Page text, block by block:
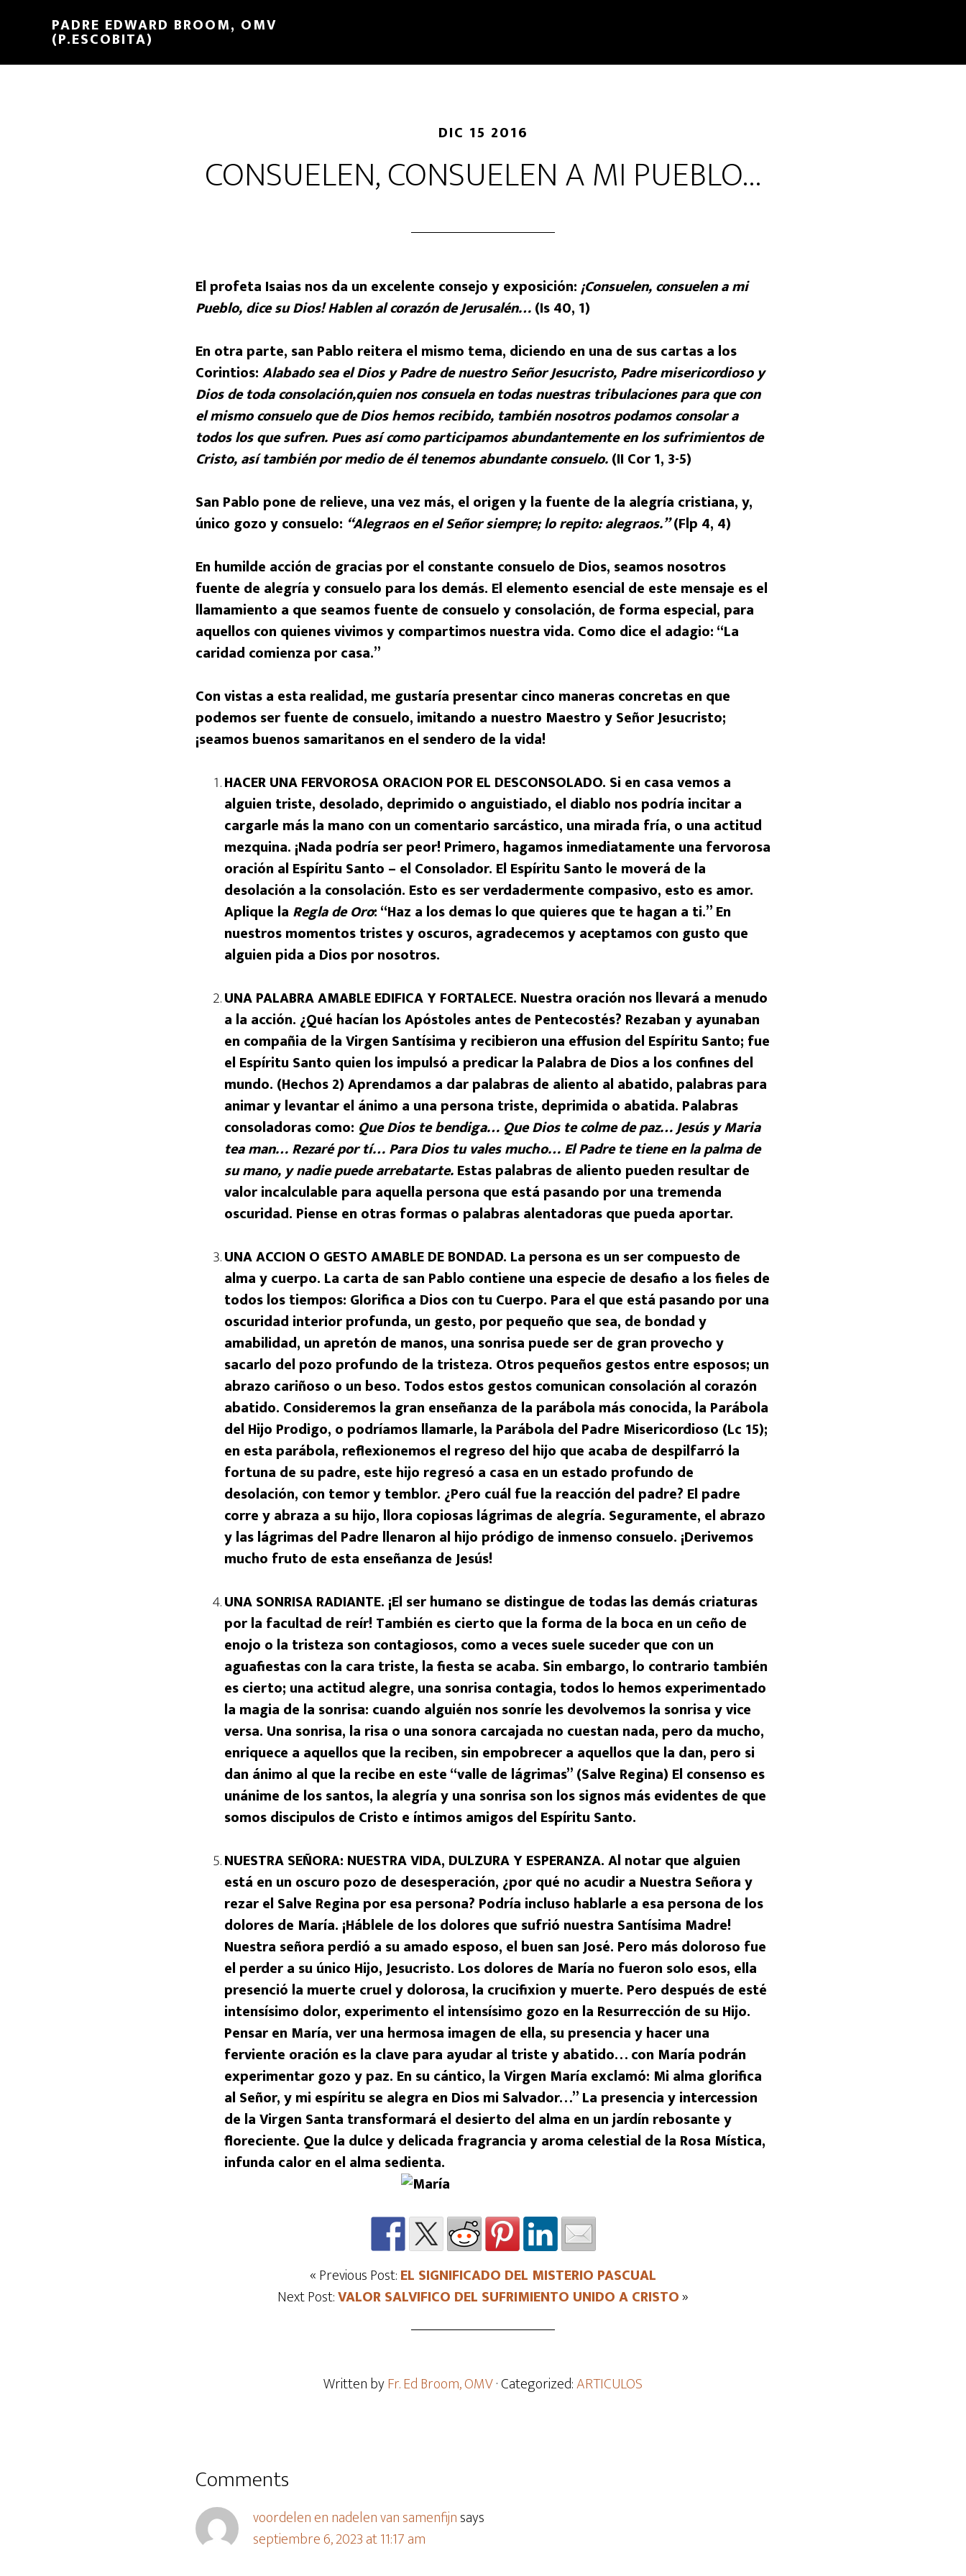
PADRE EDWARD BROOM, OMV
(P.ESCOBITA)
DIC 15 2016
CONSUELEN, CONSUELEN A MI PUEBLO…
El profeta Isaias nos da un excelente consejo y exposición:¡Consuelen, consuelen a mi
Pueblo, dice su Dios! Hablen al corazón de Jerusalén…(Is 40, 1)
En otra parte, san Pablo reitera el mismo tema, diciendo en una de sus cartas a los
Corintios:Alabado sea el Dios y Padre de nuestro Señor Jesucristo, Padre misericordioso y
Dios de toda consolación,quien nos consuela en todas nuestras tribulaciones para que con
el mismo consuelo que de Dios hemos recibido, también nosotros podamos consolar a
todos los que sufren. Pues así como participamos abundantemente en los sufrimientos de
Cristo, así también por medio de él tenemos abundante consuelo.(II Cor 1, 3-5)
San Pablo pone de relieve, una vez más, el origen y la fuente de la alegría cristiana, y,
único gozo y consuelo: “Alegraos en el Señor siempre; lo repito: alegraos.”(Flp 4, 4)
En humilde acción de gracias por el constante consuelo de Dios, seamos nosotros
fuente de alegría y consuelo para los demás. El elemento esencial de este mensaje es el
llamamiento a que seamos fuente de consuelo y consolación, de forma especial, para
aquellos con quienes vivimos y compartimos nuestra vida. Como dice el adagio: “La
caridad comienza por casa.”
Con vistas a esta realidad, me gustaría presentar cinco maneras concretas en que
podemos ser fuente de consuelo, imitando a nuestro Maestro y Señor Jesucristo;
¡seamos buenos samaritanos en el sendero de la vida!
HACER UNA FERVOROSA ORACION POR EL DESCONSOLADO. Si en casa vemos a
alguien triste, desolado, deprimido o anguistiado, el diablo nos podría incitar a
cargarle más la mano con un comentario sarcástico, una mirada fría, o una actitud
mezquina. ¡Nada podría ser peor! Primero, hagamos inmediatamente una fervorosa
oración al Espíritu Santo – el Consolador. El Espíritu Santo le moverá de la
desolación a la consolación. Esto es ser verdadermente compasivo, esto es amor.
Aplique la Regla de Oro: “Haz a los demas lo que quieres que te hagan a ti.” En
nuestros momentos tristes y oscuros, agradecemos y aceptamos con gusto que
alguien pida a Dios por nosotros.
UNA PALABRA AMABLE EDIFICA Y FORTALECE. Nuestra oración nos llevará a menudo
a la acción. ¿Qué hacían los Apóstoles antes de Pentecostés? Rezaban y ayunaban
en compañia de la Virgen Santísima y recibieron una effusion del Espíritu Santo; fue
el Espíritu Santo quien los impulsó a predicar la Palabra de Dios a los confines del
mundo. (Hechos 2) Aprendamos a dar palabras de aliento al abatido, palabras para
animar y levantar el ánimo a una persona triste, deprimida o abatida. Palabras
consoladoras como: Que Dios te bendiga… Que Dios te colme de paz… Jesús y Maria
tea man… Rezaré por tí… Para Dios tu vales mucho… El Padre te tiene en la palma de
su mano, y nadie puede arrebatarte.Estas palabras de aliento pueden resultar de
valor incalculable para aquella persona que está pasando por una tremenda
oscuridad. Piense en otras formas o palabras alentadoras que pueda aportar.
UNA ACCION O GESTO AMABLE DE BONDAD. La persona es un ser compuesto de
alma y cuerpo. La carta de san Pablo contiene una especie de desafio a los fieles de
todos los tiempos: Glorifica a Dios con tu Cuerpo. Para el que está pasando por una
oscuridad interior profunda, un gesto, por pequeño que sea, de bondad y
amabilidad, un apretón de manos, una sonrisa puede ser de gran provecho y
sacarlo del pozo profundo de la tristeza. Otros pequeños gestos entre esposos; un
abrazo cariñoso o un beso. Todos estos gestos comunican consolación al corazón
abatido. Consideremos la gran enseñanza de la parábola más conocida, la Parábola
del Hijo Prodigo, o podríamos llamarle, la Parábola del Padre Misericordioso (Lc 15);
en esta parábola, reflexionemos el regreso del hijo que acaba de despilfarró la
fortuna de su padre, este hijo regresó a casa en un estado profundo de
desolación, con temor y temblor. ¿Pero cuál fue la reacción del padre? El padre
corre y abraza a su hijo, llora copiosas lágrimas de alegría. Seguramente, el abrazo
y las lágrimas del Padre llenaron al hijo pródigo de inmenso consuelo. ¡Derivemos
mucho fruto de esta enseñanza de Jesús!
UNA SONRISA RADIANTE. ¡El ser humano se distingue de todas las demás criaturas
por la facultad de reír! También es cierto que la forma de la boca en un ceño de
enojo o la tristeza son contagiosos, como a veces suele suceder que con un
aguafiestas con la cara triste, la fiesta se acaba. Sin embargo, lo contrario también
es cierto; una actitud alegre, una sonrisa contagia, todos lo hemos experimentado
la magia de la sonrisa: cuando alguién nos sonríe les devolvemos la sonrisa y vice
versa. Una sonrisa, la risa o una sonora carcajada no cuestan nada, pero da mucho,
enriquece a aquellos que la reciben, sin empobrecer a aquellos que la dan, pero si
dan ánimo al que la recibe en este “valle de lágrimas” (Salve Regina) El consenso es
unánime de los santos, la alegría y una sonrisa son los signos más evidentes de que
somos discipulos de Cristo e íntimos amigos del Espíritu Santo.
NUESTRA SEÑORA: NUESTRA VIDA, DULZURA Y ESPERANZA. Al notar que alguien
está en un oscuro pozo de desesperación, ¿por qué no acudir a Nuestra Señora y
rezar el Salve Regina por esa persona? Podría incluso hablarle a esa persona de los
dolores de María. ¡Háblele de los dolores que sufrió nuestra Santísima Madre!
Nuestra señora perdió a su amado esposo, el buen san José. Pero más doloroso fue
el perder a su único Hijo, Jesucristo. Los dolores de María no fueron solo esos, ella
presenció la muerte cruel y dolorosa, la crucifixion y muerte. Pero después de esté
intensísimo dolor, experimento el intensísimo gozo en la Resurrección de su Hijo.
Pensar en María, ver una hermosa imagen de ella, su presencia y hacer una
ferviente oración es la clave para ayudar al triste y abatido… con María podrán
experimentar gozo y paz. En su cántico, la Virgen María exclamó: Mi alma glorifica
al Señor, y mi espíritu se alegra en Dios mi Salvador…” La presencia y intercession
de la Virgen Santa transformará el desierto del alma en un jardín rebosante y
floreciente. Que la dulce y delicada fragrancia y aroma celestial de la Rosa Mística,
infunda calor en el alma sedienta.
« Previous Post:EL SIGNIFICADO DEL MISTERIO PASCUAL
Next Post:VALOR SALVIFICO DEL SUFRIMIENTO UNIDO A CRISTO»
Written byFr. Ed Broom, OMV· Categorized:ARTICULOS
Comments
voordelen en nadelen van samenfijnsays
septiembre 6, 2023 at 11:17 am